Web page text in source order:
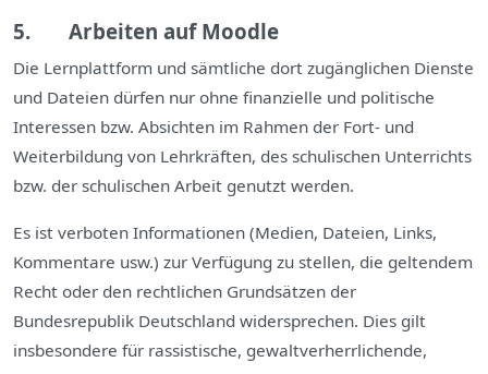
5. Arbeiten auf Moodle
Die Lernplattform und sämtliche dort zugänglichen Dienste
und Dateien dürfen nur ohne finanzielle und politische
Interessen bzw. Absichten im Rahmen der Fort- und
Weiterbildung von Lehrkräften, des schulischen Unterrichts
bzw. der schulischen Arbeit genutzt werden.
Es ist verboten Informationen (Medien, Dateien, Links,
Kommentare usw.) zur Verfügung zu stellen, die geltendem
Recht oder den rechtlichen Grundsätzen der
Bundesrepublik Deutschland widersprechen. Dies gilt
insbesondere für rassistische, gewaltverherrlichende,